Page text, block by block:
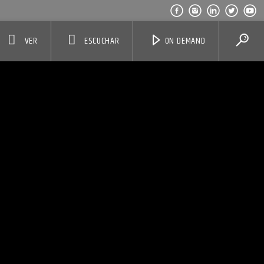
ON DEMAND
ESCUCHAR
VER